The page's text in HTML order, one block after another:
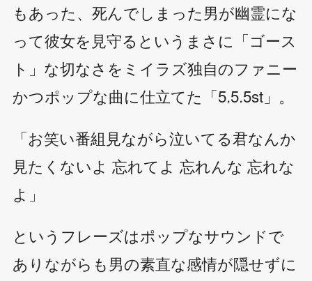
もあった、死んでしまった男が幽霊にな
って彼女を見守るというまさに「ゴース
ト」な切なさをミイラズ独自のファニー
かつポップな曲に仕立てた「5.5.5st」。
「お笑い番組見ながら泣いてる君なんか
見たくないよ 忘れてよ 忘れんな 忘れな
よ」
というフレーズはポップなサウンドで
ありながらも男の素直な感情が隠せずに